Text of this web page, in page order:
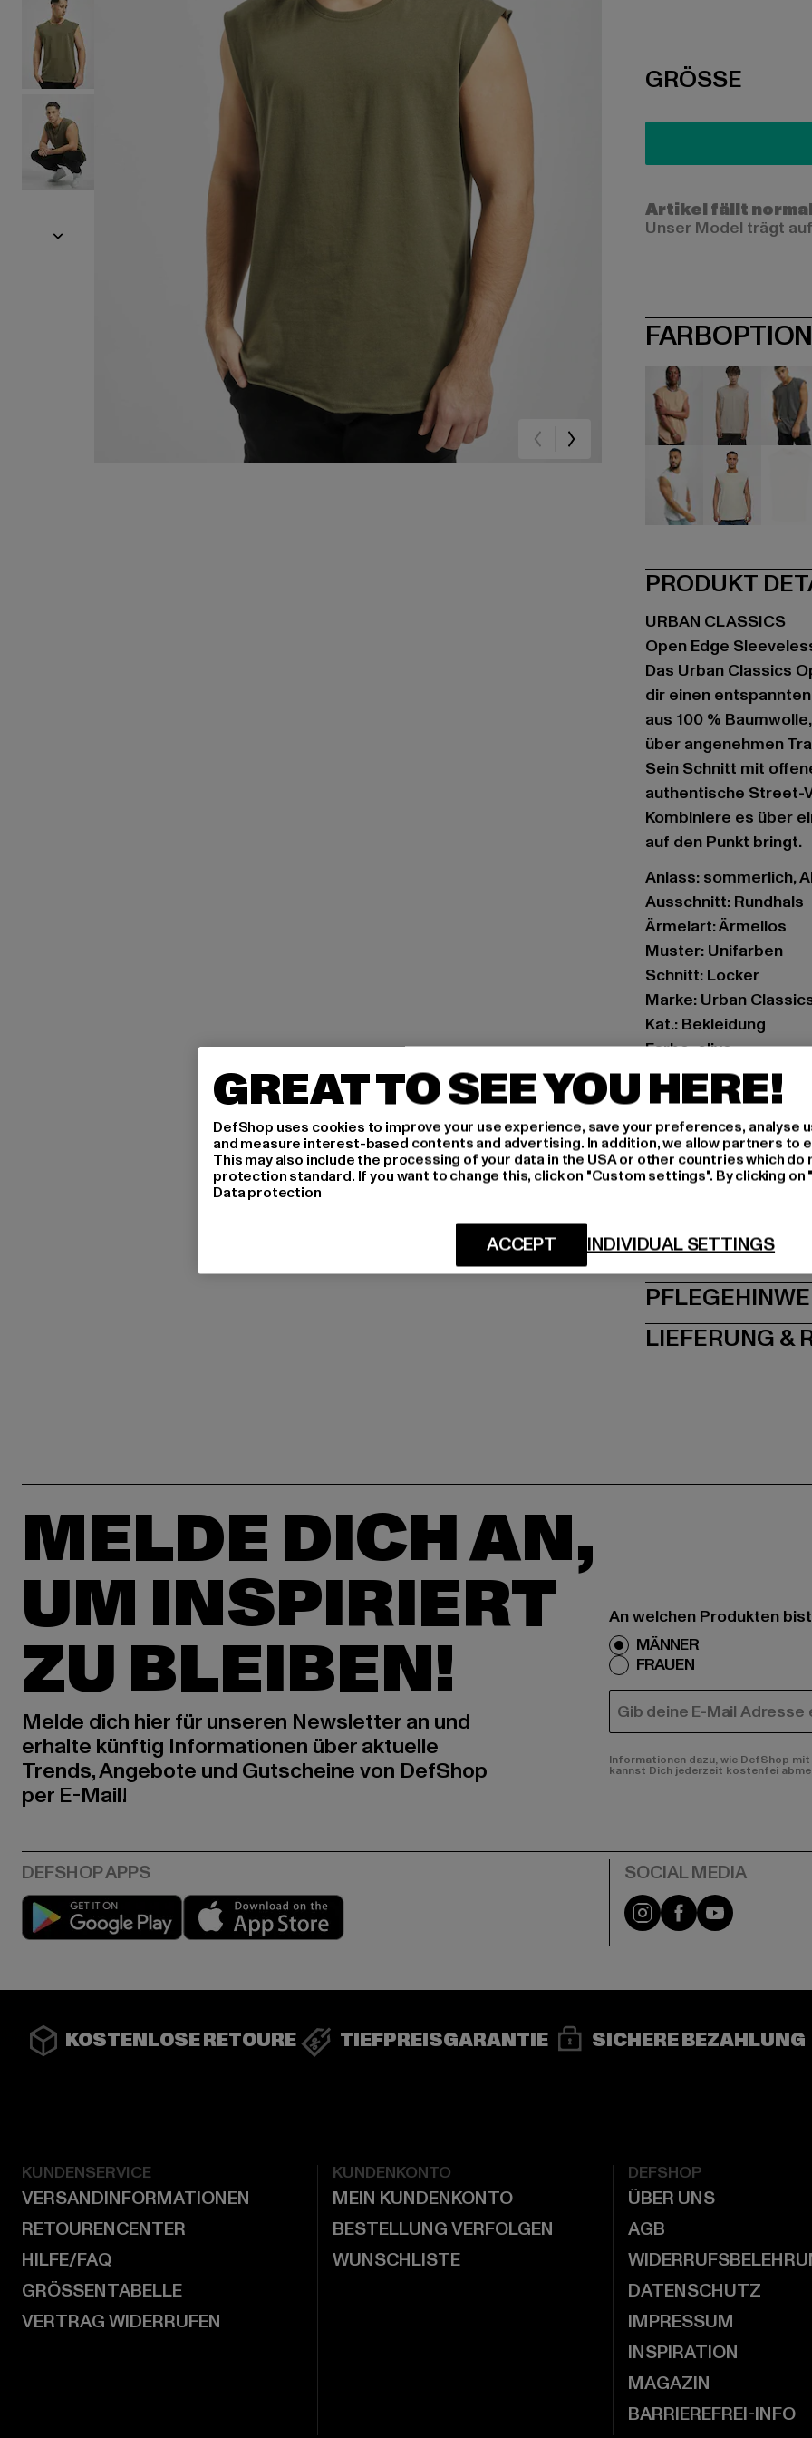
SIZE
GRÖSSE
Artikel fällt
Unser Model trägt
beige beige
PRODUKT
URBAN CLASSICS
Open Edge
Das Urban Classics
dir einen
aus 100 %
über angenehmen
Sein Schnitt mit
authentische Street-
Kombiniere es über
auf den Punkt bringt.
Anlass: sommerlich,
Ausschnitt: Rundhals
Ärmelart: Ärmellos
Muster: Unifarben
Schnitt: Locker
Marke: Urban
Kat.: Bekleidung
Farbe: olive
Hersteller Farbe: olive
Art.Nr: TB1562-00176
Hersteller: TB
Dr.-Robert-Murjahn-
GRÖSSE
LIEFERUNG &
MELDE DICH AN,
UM INSPIRIERT
ZU BLEIBEN!
Melde dich hier für unseren Newsletter an und
erhalte künftig Informationen über aktuelle
Trends, Angebote und Gutscheine von DefShop
per E-Mail!
An welchen Produkten
MÄNNER
FRAUEN
E-MAIL
Informationen dazu, wie DefShop
kannst Dich jederzeit kostenfei
Play market Instagram
FacebookYouTube
KOSTENLOSE RETOURE TIEFPREISGARANTIE SICHERE BEZAHLUNG
KUNDENSERVICE
VERSANDINFORMATIONEN
RETOURENCENTER
HILFE/FAQ
GRÖSSENTABELLE
VERTRAG WIDERRUFEN
KUNDENKONTO
MEIN KUNDENKONTO
BESTELLUNG VERFOLGEN
WUNSCHLISTE
DEFSHOP
ÜBER UNS
AGB
DATENSCHUTZ
IMPRESSUM
INSPIRATION
MAGAZIN
BARRIEREFREI-INFO
GREAT TO SEE YOU HERE!
DefShop uses cookies to improve your use experience, save your preferences, analyse
and measure interest-based contents and advertising. In addition, we allow partners to
This may also include the processing of your data in the USA or other countries which do
protection standard. If you want to change this, click on "Custom settings". By clicking
Data protection
INDIVIDUAL SETTINGS
ACCEPT